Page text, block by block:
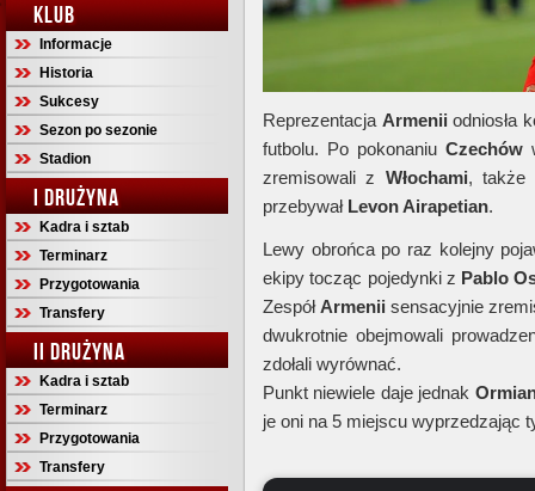
KLUB
Informacje
Historia
Sukcesy
Sezon po sezonie
Stadion
I DRUŻYNA
Kadra i sztab
Terminarz
Przygotowania
Transfery
II DRUŻYNA
Kadra i sztab
Terminarz
Przygotowania
Transfery
Reprezentacja Armenii odniosła
futbolu. Po pokonaniu Czechów
zremisowali z Włochami, także
przebywał Levon Airapetian.
Lewy obrońca po raz kolejny
ekipy tocząc pojedynki z Pablo
Zespół Armenii sensacyjnie
dwukrotnie obejmowali
zdołali wyrównać.
Punkt niewiele daje jednak
je oni na 5 miejscu wyprzedzając